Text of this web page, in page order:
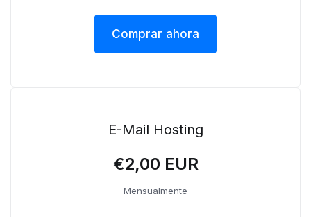
Comprar ahora
E-Mail Hosting
€2,00 EUR
Mensualmente